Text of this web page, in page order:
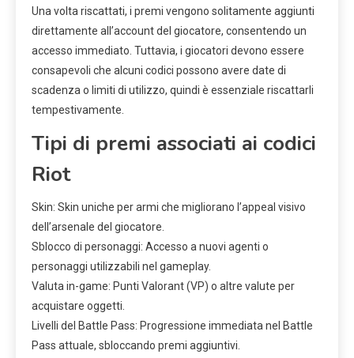
Una volta riscattati, i premi vengono solitamente aggiunti
direttamente all’account del giocatore, consentendo un
accesso immediato. Tuttavia, i giocatori devono essere
consapevoli che alcuni codici possono avere date di
scadenza o limiti di utilizzo, quindi è essenziale riscattarli
tempestivamente.
Tipi di premi associati ai codici
Riot
Skin: Skin uniche per armi che migliorano l’appeal visivo
dell’arsenale del giocatore.
Sblocco di personaggi: Accesso a nuovi agenti o
personaggi utilizzabili nel gameplay.
Valuta in-game: Punti Valorant (VP) o altre valute per
acquistare oggetti.
Livelli del Battle Pass: Progressione immediata nel Battle
Pass attuale, sbloccando premi aggiuntivi.